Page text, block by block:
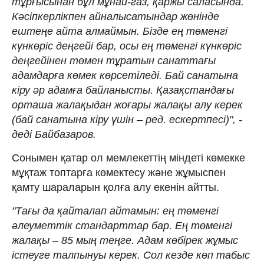
Кәсіпкерлікпен айналысатындар жөнінде
ештеңе айта алмаймын. Бізде ең төменгі
күнкөріс деңгейі бар, осы ең төменгі күнкөріс
деңгейінен төмен тұратын санаттағы
адамдарға көмек көрсетіледі. Бай санатына
кіру әр адамға байланысты. Қазақстандағы
орташа жалақыдан жоғары жалақы алу керек
(бай санатына кіру үшін – ред. ескертпесі)", -
деді Байбазаров.
Сонымен қатар ол мемлекеттің міндеті көмекке
мұқтаж топтарға көмектесу және жұмыспен
қамту шараларын қолға алу екенін айтты.
"Тағы да қайталап айтамын: ең төменгі
әлеуметтік стандарттар бар. Ең төменгі
жалақы – 85 мың теңге. Адам көбірек жұмыс
істеуге талпынуы керек. Сол кезде көп табыс